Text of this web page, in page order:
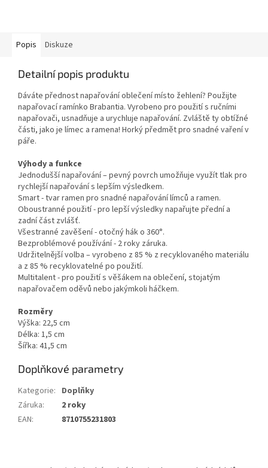
Popis Diskuze
Detailní popis produktu
Dáváte přednost napařování oblečení místo žehlení? Použijte
napařovací ramínko Brabantia. Vyrobeno pro použití s ručními
napařovači, usnadňuje a urychluje napařování. Zvláště ty obtížné
části, jako je límec a ramena! Horký předmět pro snadné vaření v
páře.
Výhody a funkce
Jednodušší napařování – pevný povrch umožňuje využít tlak pro
rychlejší napařování s lepším výsledkem.
Smart - tvar ramen pro snadné napařování límců a ramen.
Oboustranné použití - pro lepší výsledky napařujte přední a
zadní část zvlášť.
Všestranné zavěšení - otočný hák o 360°.
Bezproblémové používání - 2 roky záruka.
Udržitelnější volba – vyrobeno z 85 % z recyklovaného materiálu
a z 85 % recyklovatelné po použití.
Multitalent - pro použití s věšákem na oblečení, stojatým
napařovačem oděvů nebo jakýmkoli háčkem.
Rozměry
Výška: 22,5 cm
Délka: 1,5 cm
Šířka: 41,5 cm
Doplňkové parametry
Kategorie: Doplňky
Záruka:
2 roky
EAN: 8710755231803